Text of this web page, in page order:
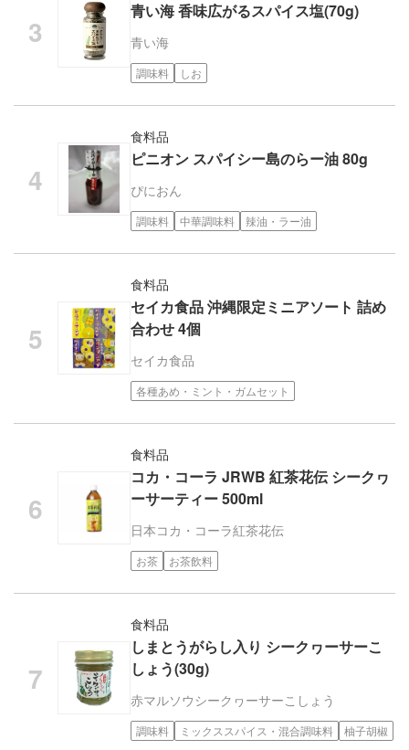
青い海 香味広がるスパイス塩(70g)
青い海
調味料 しお
食料品
ピニオン スパイシー島のらー油 80g
ぴにおん
調味料 中華調味料 辣油・ラー油
食料品
セイカ食品 沖縄限定ミニアソート 詰め
合わせ 4個
セイカ食品
各種あめ・ミント・ガムセット
食料品
コカ・コーラ JRWB 紅茶花伝 シークヮ
ーサーティー 500ml
日本コカ・コーラ紅茶花伝
お茶 お茶飲料
食料品
しまとうがらし入り シークヮーサーこ
しょう(30g)
赤マルソウ シークヮーサーこしょう
調味料 ミックススパイス・混合調味料 柚子胡椒